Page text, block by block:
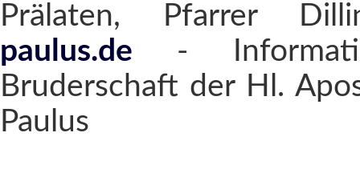
Prälaten, Pfarrer
paulus.de -
Bruderschaft der Hl.
Paulus